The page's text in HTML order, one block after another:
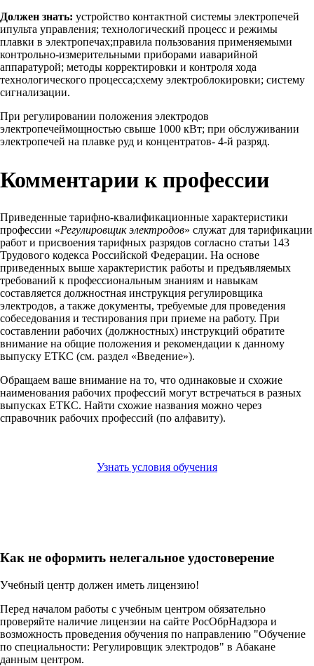
Должен знать: устройство контактной системы электропечей
ипульта управления; технологический процесс и режимы
плавки в электропечах;правила пользования применяемыми
контрольно-измерительными приборами иаварийной
аппаратурой; методы корректировки и контроля хода
технологического процесса;схему электроблокировки; систему
сигнализации.
При регулировании положения электродов
электропечеймощностью свыше 1000 кВт; при обслуживании
электропечей на плавке руд и концентратов- 4-й разряд.
Комментарии к профессии
Приведенные тарифно-квалификационные характеристики
профессии «Регулировщик электродов» служат для тарификации
работ и присвоения тарифных разрядов согласно статьи 143
Трудового кодекса Российской Федерации. На основе
приведенных выше характеристик работы и предъявляемых
требований к профессиональным знаниям и навыкам
составляется должностная инструкция регулировщика
электродов, а также документы, требуемые для проведения
собеседования и тестирования при приеме на работу. При
составлении рабочих (должностных) инструкций обратите
внимание на общие положения и рекомендации к данному
выпуску ЕТКС (см. раздел «Введение»).
Обращаем ваше внимание на то, что одинаковые и схожие
наименования рабочих профессий могут встречаться в разных
выпусках ЕТКС. Найти схожие названия можно через
справочник рабочих профессий (по алфавиту).
Узнать условия обучения
Как не оформить нелегальное удостоверение
Учебный центр должен иметь лицензию!
Перед началом работы с учебным центром обязательно
проверяйте наличие лицензии на сайте РосОбрНадзора и
возможность проведения обучения по направлению "Обучение
по специальности: Регулировщик электродов" в Абакане
данным центром.